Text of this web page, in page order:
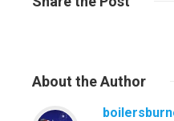
About the Author